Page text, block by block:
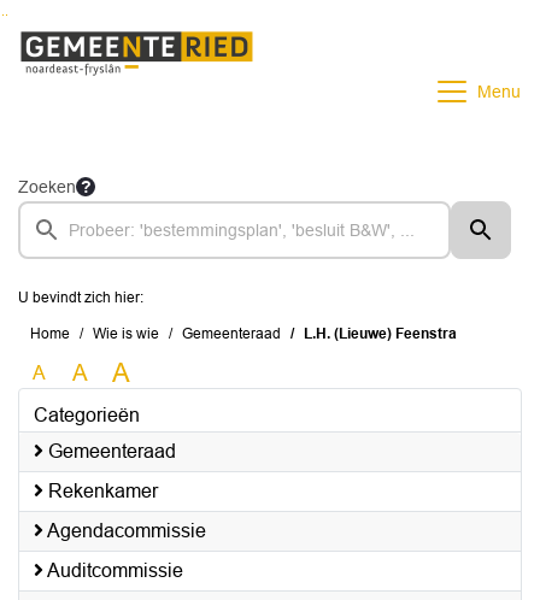
Menu
Zoeken
U bevindt zich hier:
Home Wie is wie Gemeenteraad L.H. (Lieuwe) Feenstra
A A A
Categorieën
Gemeenteraad
Rekenkamer
Agendacommissie
Auditcommissie